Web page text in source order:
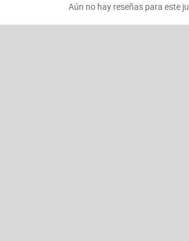
Aún no hay reseñas para este